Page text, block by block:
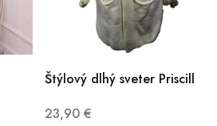
Štýlový dlhý sveter Priscill
23,90 €